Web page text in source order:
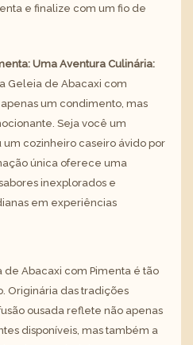
e finalize com um fio de
Uma Aventura Culinária:
Geleia de Abacaxi com
um condimento, mas
Seja você um
cozinheiro caseiro ávido por
única oferece uma
inexplorados e
em experiências
de Abacaxi com Pimenta é tão
Originária das tradições
ousada reflete não apenas
disponíveis, mas também a